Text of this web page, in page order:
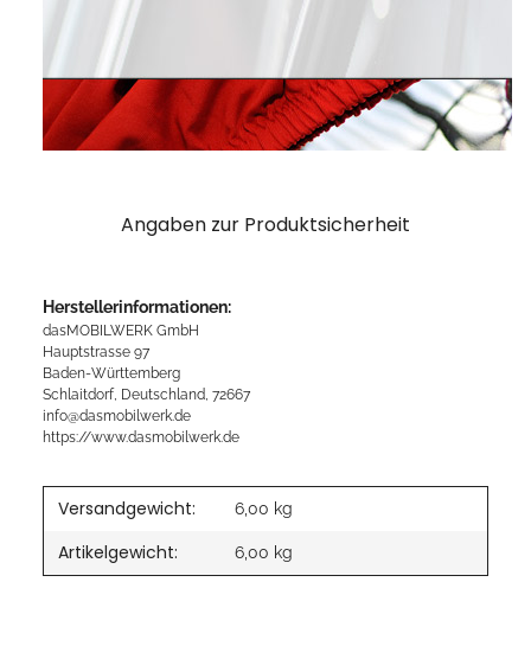
Angaben zur Produktsicherheit
Herstellerinformationen:
dasMOBILWERK GmbH
Hauptstrasse 97
Baden-Württemberg
Schlaitdorf, Deutschland, 72667
info@dasmobilwerk.de
https://www.dasmobilwerk.de
Versandgewicht: 6,00 kg
Artikelgewicht: 6,00 kg